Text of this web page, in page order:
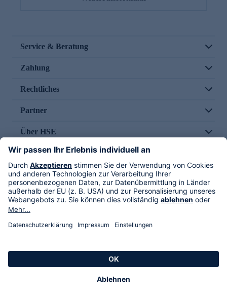
Service & Beratung
Zahlung
Rechtliches
Partner
Über HSE
Im TV
HSE International